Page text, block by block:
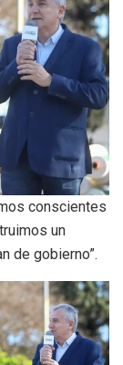
conscientes
un
de gobierno”.